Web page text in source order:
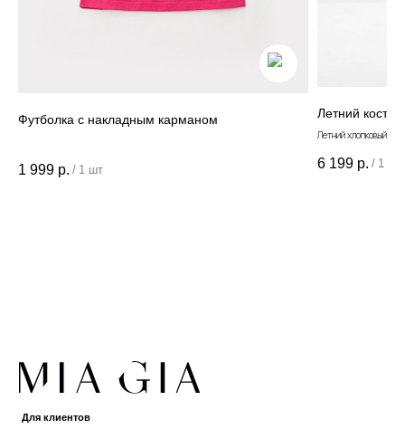
Футболка с накладным карманом
1 999 р. / 1 шт
Летний
Летний хлопковый
6 199 р. / 1 шт